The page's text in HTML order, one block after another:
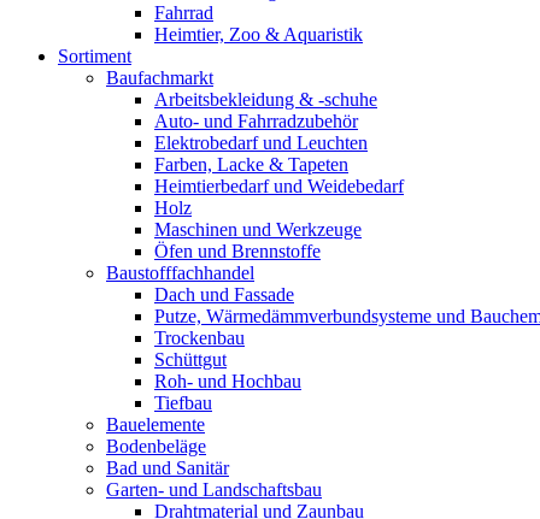
Fahrrad
Heimtier, Zoo & Aquaristik
Sortiment
Baufachmarkt
Arbeitsbekleidung & -schuhe
Auto- und Fahrradzubehör
Elektrobedarf und Leuchten
Farben, Lacke & Tapeten
Heimtierbedarf und Weidebedarf
Holz
Maschinen und Werkzeuge
Öfen und Brennstoffe
Baustofffachhandel
Dach und Fassade
Putze, Wärmedämmverbundsysteme und
Trockenbau
Schüttgut
Roh- und Hochbau
Tiefbau
Bauelemente
Bodenbeläge
Bad und Sanitär
Garten- und Landschaftsbau
Drahtmaterial und Zaunbau